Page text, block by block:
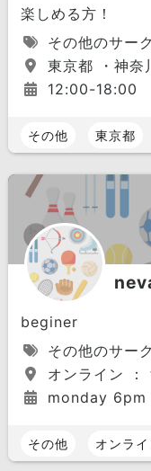
楽しめる方！
その他のサー
東京都 ・神奈
12:00-18:00
その他 東京都
beginer
その他のサー
オンライン
monday 6pm
その他 オンライ